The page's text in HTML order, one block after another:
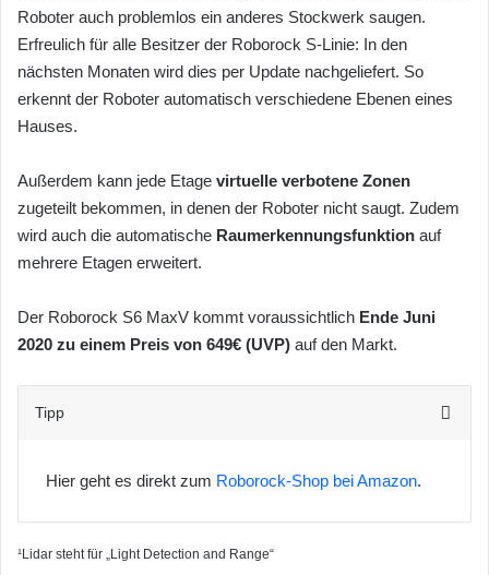
Roboter auch problemlos ein anderes Stockwerk saugen.
Erfreulich für alle Besitzer der Roborock S-Linie: In den
nächsten Monaten wird dies per Update nachgeliefert. So
erkennt der Roboter automatisch verschiedene Ebenen eines
Hauses.
Außerdem kann jede Etage virtuelle verbotene Zonen
zugeteilt bekommen, in denen der Roboter nicht saugt. Zudem
wird auch die automatische Raumerkennungsfunktion auf
mehrere Etagen erweitert.
Der Roborock S6 MaxV kommt voraussichtlich Ende Juni
2020 zu einem Preis von 649€ (UVP) auf den Markt.
Tipp
Hier geht es direkt zum Roborock-Shop bei Amazon.
¹Lidar steht für „Light Detection and Range“